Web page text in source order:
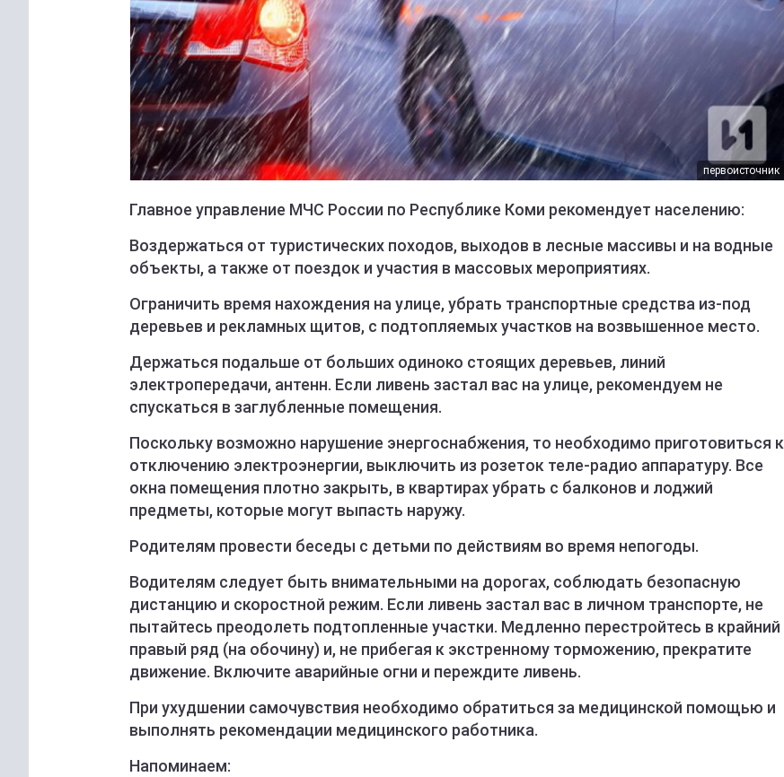
первоисточник
Главное управление МЧС России по Республике Коми рекомендует населению:
Воздержаться от туристических походов, выходов в лесные массивы и на водные
объекты, а также от поездок и участия в массовых мероприятиях.
Ограничить время нахождения на улице, убрать транспортные средства из-под
деревьев и рекламных щитов, с подтопляемых участков на возвышенное место.
Держаться подальше от больших одиноко стоящих деревьев, линий
электропередачи, антенн. Если ливень застал вас на улице, рекомендуем не
спускаться в заглубленные помещения.
Поскольку возможно нарушение энергоснабжения, то необходимо приготовиться к
отключению электроэнергии, выключить из розеток теле-радио аппаратуру. Все
окна помещения плотно закрыть, в квартирах убрать с балконов и лоджий
предметы, которые могут выпасть наружу.
Родителям провести беседы с детьми по действиям во время непогоды.
Водителям следует быть внимательными на дорогах, соблюдать безопасную
дистанцию и скоростной режим. Если ливень застал вас в личном транспорте, не
пытайтесь преодолеть подтопленные участки. Медленно перестройтесь в крайний
правый ряд (на обочину) и, не прибегая к экстренному торможению, прекратите
движение. Включите аварийные огни и переждите ливень.
При ухудшении самочувствия необходимо обратиться за медицинской помощью и
выполнять рекомендации медицинского работника.
Напоминаем: